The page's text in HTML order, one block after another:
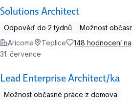
Solutions Architect
Odpověď do 2 týdnů
Možnost
Aricoma
Teplice 148 hodnocení
Lead Enterprise Architect/ka
31. července
Možnost občasné práce z domova